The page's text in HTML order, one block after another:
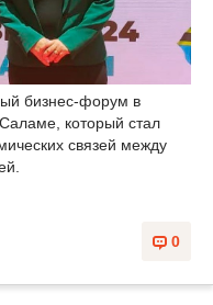
бизнес-форум в
который стал
связей между
0